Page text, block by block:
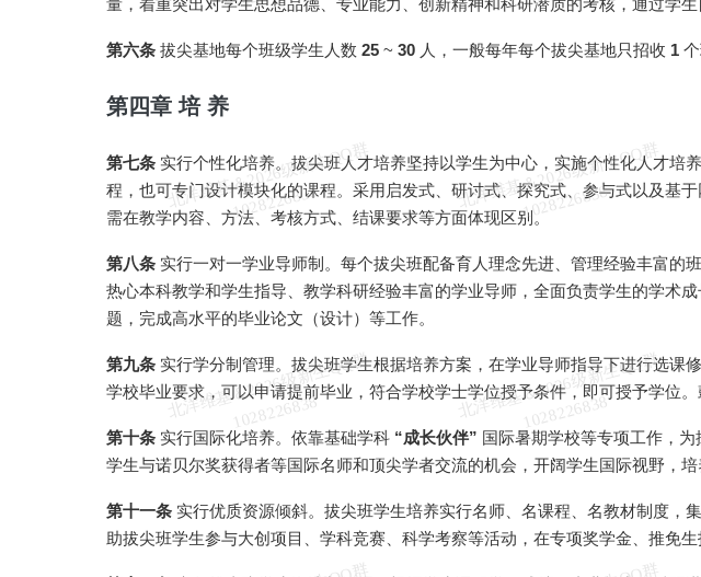
量，着重突出对学生思想品德、专业能力、创新精神和科研潜质的考核，通过学
第六条 拔尖基地每个班级学生人数 25 ~ 30 人，一般每年每个拔尖基地只招收 1
第四章 培 养
第七条 实行个性化培养。拔尖班人才培养坚持以学生为中心，实施个性化人才
程，也可专门设计模块化的课程。采用启发式、研讨式、探究式、参与式以及基
需在教学内容、方法、考核方式、结课要求等方面体现区别。
第八条 实行一对一学业导师制。每个拔尖班配备育人理念先进、管理经验丰富的
热心本科教学和学生指导、教学科研经验丰富的学业导师，全面负责学生的学术
题，完成高水平的毕业论文（设计）等工作。
第九条 实行学分制管理。拔尖班学生根据培养方案，在学业导师指导下进行选课
学校毕业要求，可以申请提前毕业，符合学校学士学位授予条件，即可授予学位
第十条 实行国际化培养。依靠基础学科 “成长伙伴” 国际暑期学校等专项工作，
学生与诺贝尔奖获得者等国际名师和顶尖学者交流的机会，开阔学生国际视野，
第十一条 实行优质资源倾斜。拔尖班学生培养实行名师、名课程、名教材制度
助拔尖班学生参与大创项目、学科竞赛、科学考察等活动，在专项奖学金、推免生
北
洋
维
基
＆
2
0
2
6
级
新
生
Q
Q
群
1
0
2
8
2
2
6
8
3
8 北
洋
维
基
＆
2
0
2
6
级
新
生
Q
Q
群
1
0
2
8
2
2
6
8
3
8
北
洋
维
基
＆
2
0
2
6
级
新
生
Q
Q
群
1
0
2
8
2
2
6
8
3
8 北
洋
维
基
＆
2
0
2
6
级
新
生
Q
Q
群
1
0
2
8
2
2
6
8
3
8